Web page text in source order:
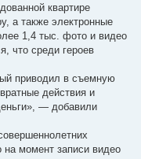
квартире
а также электронные
1,4 тыс. фото и видео
что среди героев
приводил в съемную
действия и
— добавили
на момент записи видео